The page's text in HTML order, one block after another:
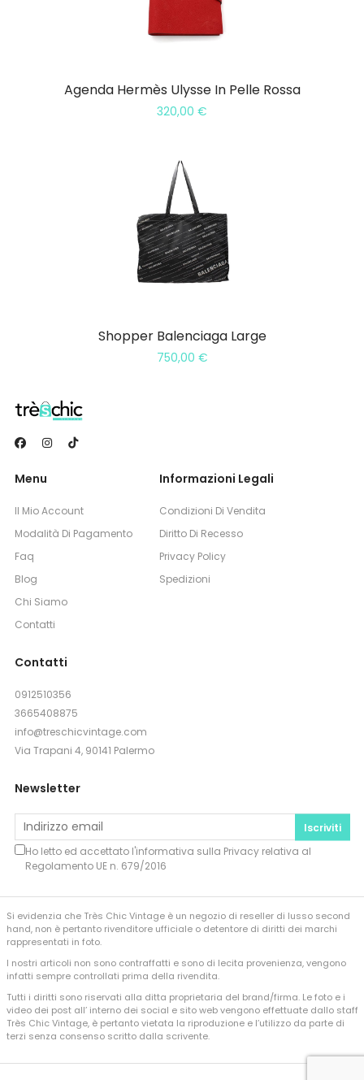
Agenda Hermès Ulysse In Pelle Rossa
320,00 €
Shopper Balenciaga Large
750,00 €
Menu
Il Mio Account
Modalità Di Pagamento
Faq
Blog
Chi Siamo
Contatti
Informazioni Legali
Condizioni Di Vendita
Diritto Di Recesso
Privacy Policy
Spedizioni
Contatti
0912510356
3665408875
info@treschicvintage.com
Via Trapani 4, 90141 Palermo
Newsletter
Iscriviti
Ho letto ed accettato l'informativa sulla Privacyrelativa al
Regolamento UE n. 679/2016
Si evidenzia che Très Chic Vintage è un negozio di reseller di lusso second
hand, non è pertanto rivenditore ufficiale o detentore di diritti dei marchi
rappresentati in foto.
I nostri articoli non sono contraffatti e sono di lecita provenienza, vengono
infatti sempre controllati prima della rivendita.
Tutti i diritti sono riservati alla ditta proprietaria del brand/firma. Le foto e i
video dei post all’ interno dei social e sito web vengono effettuate dallo staff
Très Chic Vintage, è pertanto vietata la riproduzione e l’utilizzo da parte di
terzi senza consenso scritto dalla scrivente.